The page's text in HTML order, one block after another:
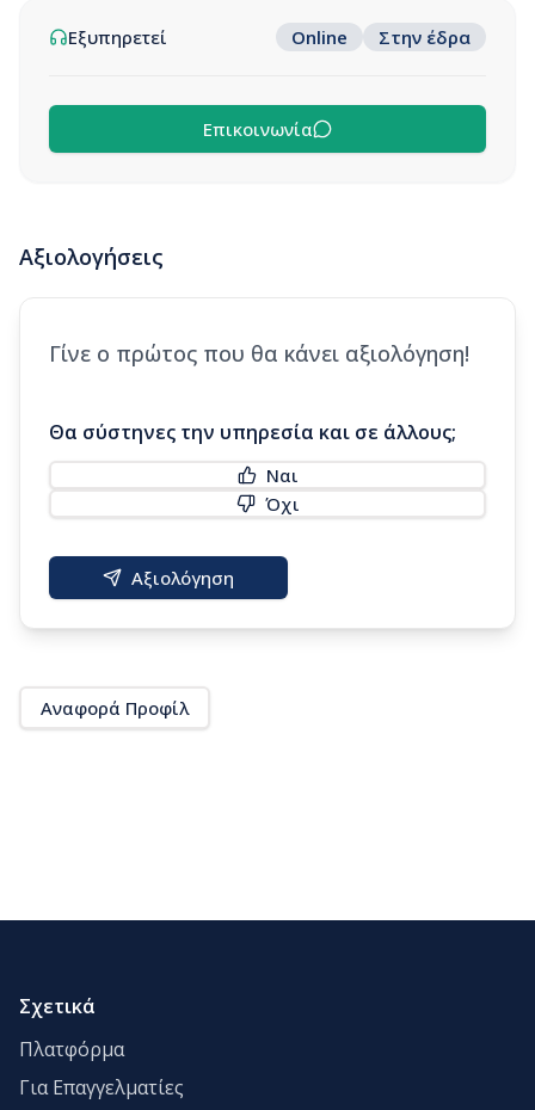
Εξυπηρετεί Online Στην έδρα
Επικοινωνία
Αξιολογήσεις
Γίνε ο πρώτος που θα κάνει αξιολόγηση!
Θα σύστηνες την υπηρεσία και σε άλλους;
Ναι
Όχι
Αξιολόγηση
Αναφορά Προφίλ
Σχετικά
Πλατφόρμα
Για Επαγγελματίες